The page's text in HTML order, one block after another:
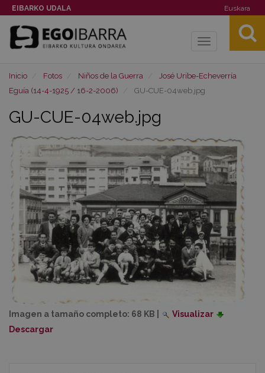
EIBARKO UDALA Euskara
Toggle
Inicio Fotos Niños de la Guerra
José Uribe-Echeverría
Eguía (14-4-1925 / 16-2-2006)
GU-CUE-04web.jpg
GU-CUE-04web.jpg
Imagen a tamaño completo: 68 KB
Visualizar
Descargar